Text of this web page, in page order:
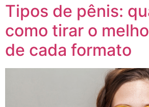
Tipos de pênis:
como tirar o
de cada formato